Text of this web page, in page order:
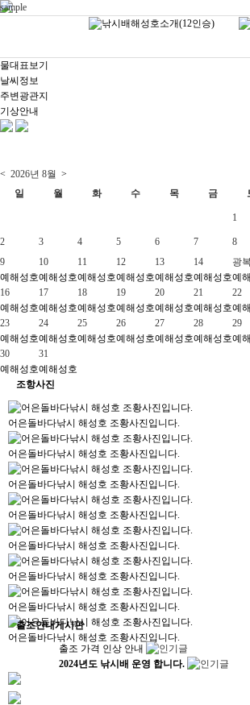
물대표보기
날씨정보
주변광관지
기상안내
sample
< 2026년 8월 >
일
월 화 수 목 금
1
2 3 4 5 6 7
8
9
예 해성호
10
예 해성호
11
예 해성호
12
예 해성호
13
예 해성호
14
예 해성호
광
예
16
예 해성호
17
예 해성호
18
예 해성호
19
예 해성호
20
예 해성호
21
예 해성호
22
예
23
예 해성호
24
예 해성호
25
예 해성호
26
예 해성호
27
예 해성호
28
예 해성호
29
예
30
예 해성호
31
예 해성호
조항사진
어은돌바다낚시 해성호 조황사진입니다.
어은돌바다낚시 해성호 조황사진입니다.
어은돌바다낚시 해성호 조황사진입니다.
어은돌바다낚시 해성호 조황사진입니다.
어은돌바다낚시 해성호 조황사진입니다.
어은돌바다낚시 해성호 조황사진입니다.
어은돌바다낚시 해성호 조황사진입니다.
어은돌바다낚시 해성호 조황사진입니다.
출조안내게시판
출조 가격 인상 안내
2024년도 낚시배 운영 합니다.